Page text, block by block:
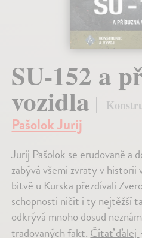
SU-152 a
vozidla
Pašolok Jurij
Jurij Pašolok se erudovaně a
zabývá všemi zvraty v
bitvě u Kurska přezdívali
schopnosti ničit i ty nejtěžší
odkrývá mnoho dosud
tradovaných fakt.Čítať ďalej